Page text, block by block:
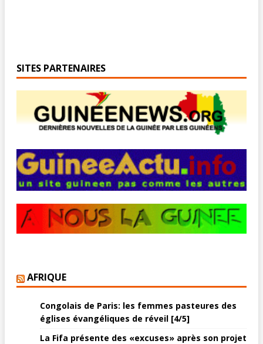
SITES PARTENAIRES
AFRIQUE
Congolais de Paris: les femmes pasteures des
églises évangéliques de réveil [4/5]
La Fifa présente des «excuses» après son projet